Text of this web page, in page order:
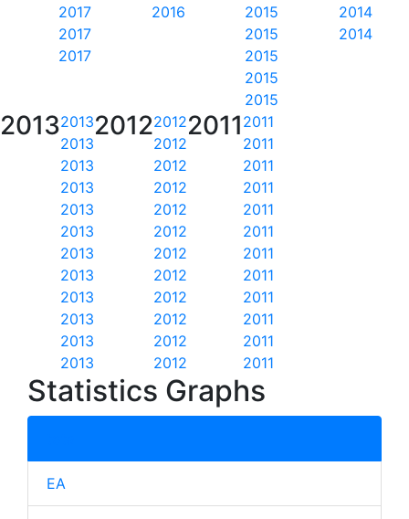
2017
2017
2017
2016
2015
2015
2015
2015
2015
2014
2014
20132013
2013
2013
2013
2013
2013
2013
2013
2013
2013
2013
2013
20122012
2012
2012
2012
2012
2012
2012
2012
2012
2012
2012
2012
2011 2011
2011
2011
2011
2011
2011
2011
2011
2011
2011
2011
2011
Statistics Graphs
EA